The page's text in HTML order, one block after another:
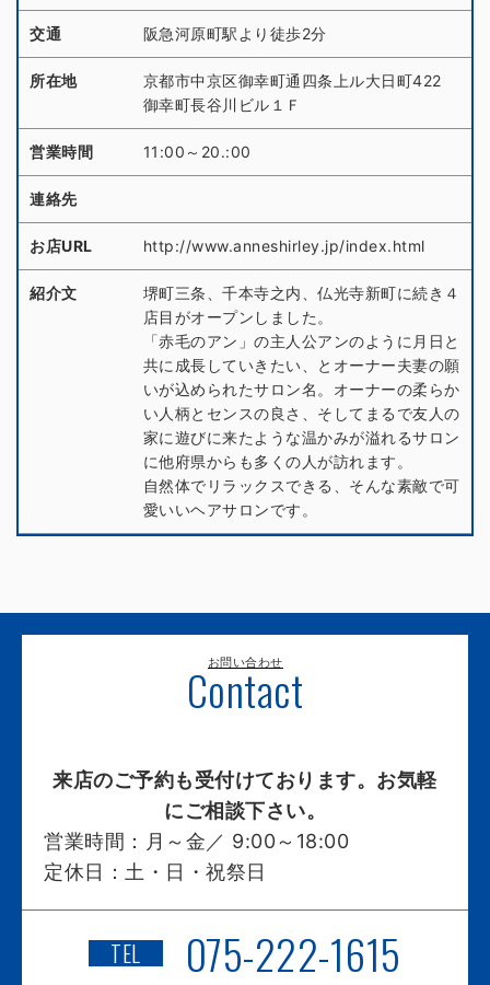
交通 阪急河原町駅より徒歩2分
所在地
京都市中京区御幸町通四条上ル大日町422
御幸町長谷川ビル１Ｆ
営業時間 11:00～20.:00
連絡先
お店URL http://www.anneshirley.jp/index.html
紹介文
堺町三条、千本寺之内、仏光寺新町に続き４
店目がオープンしました。
「赤毛のアン」の主人公アンのように月日と
共に成長していきたい、とオーナー夫妻の願
いが込められたサロン名。オーナーの柔らか
い人柄とセンスの良さ、そしてまるで友人の
家に遊びに来たような温かみが溢れるサロン
に他府県からも多くの人が訪れます。
自然体でリラックスできる、そんな素敵で可
愛いいヘアサロンです。
お問い合わせ
Contact
来店のご予約も受付けております。お気軽
にご相談下さい。
営業時間：
月～金／ 9:00～18:00
定休日： 土・日・祝祭日
TEL 075-222-1615